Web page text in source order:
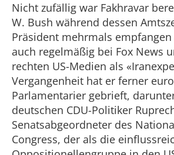
Nicht zufällig war Fakhravar
W. Bush während dessen
Präsident mehrmals
auch regelmäßig bei Fox News
rechten US-Medien als
Vergangenheit hat er ferner
Parlamentarier gebrieft,
deutschen CDU-Politiker
Senatsabgeordneter des
Congress, der als die